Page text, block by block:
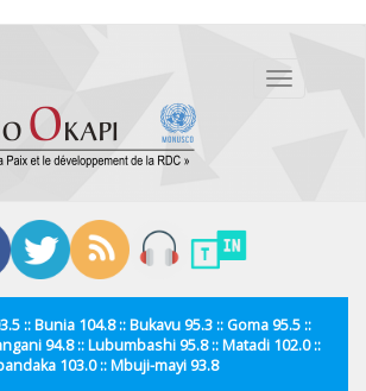
Toggle
:: Bunia 104.8 :: Bukavu 95.3 :: Goma 95.5 ::
94.8 :: Lubumbashi 95.8 :: Matadi 102.0 ::
103.0 :: Mbuji-mayi 93.8